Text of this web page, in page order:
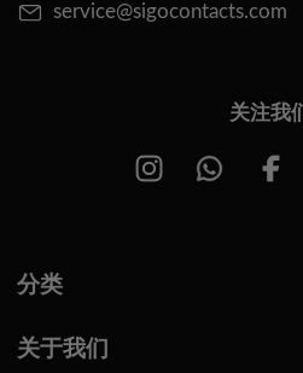
service@sigocontacts.com
关注我们
分类
关于我们